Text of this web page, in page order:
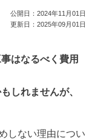
公開日： 2024年11月01日
更新日： 2025年09月01日
はなるべく費用
しれませんが、
しない理由につい